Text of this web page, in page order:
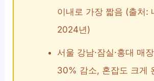
이내로 가장 짧음 (출처:
2024년)
서울 강남·잠실·홍대 매
30% 감소, 혼잡도 크게